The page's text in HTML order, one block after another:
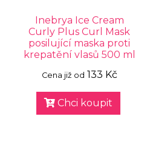
Inebrya Ice Cream
Curly Plus Curl Mask
posilující maska proti
krepatění vlasů 500 ml
Cena již od 133 Kč
Chci koupit